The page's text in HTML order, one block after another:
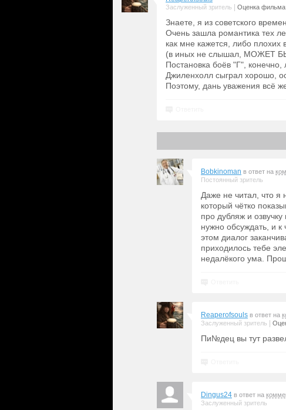
Заслуженный зритель Оценка
Знаете, я из советского
Очень зашла романтика тех
как мне кажется, либо
(в иных не слышал, МОЖЕТ
Постановка боёв "Г",
Джиленхолл сыграл хорошо,
Поэтому, дань уважения всё
Bobkinoman в ответ на
Постоянный зритель
Даже не читал, что я
который чётко
про дубляж и
нужно обсуждать, и
этом диалог
приходилось тебе
недалёкого ума.
Reaperofsouls в ответ на
Заслуженный зритель
Пи№дец вы тут
Dingus24 в ответ на
Заслуженный зритель